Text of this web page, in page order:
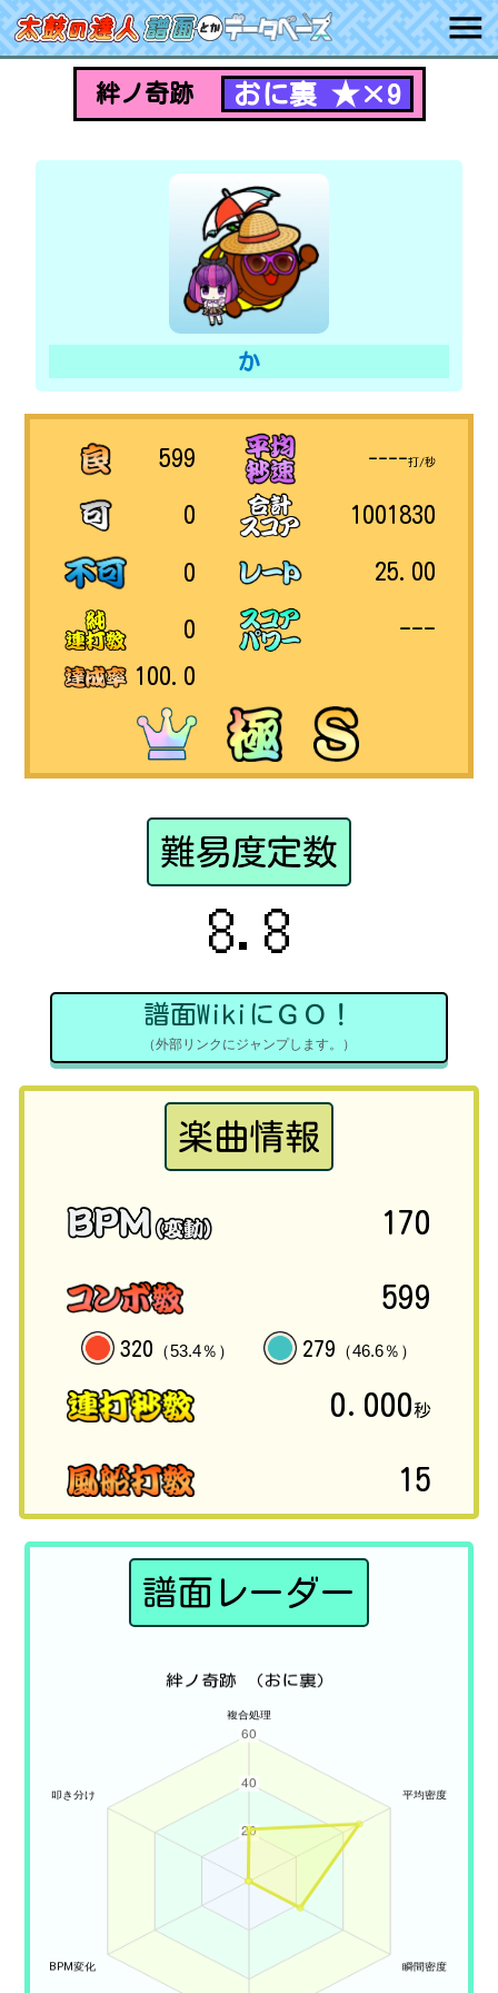
絆ノ奇跡 おに裏 ★×9
か
599
0
0
0
100.0
----打/秒
1001830
25.00
---
難易度定数
8.8
譜面WikiにＧＯ！
（外部リンクにジャンプします。）
楽曲情報
170
599
320 （53.4％） 279 （46.6％）
0.000秒
15
譜面レーダー